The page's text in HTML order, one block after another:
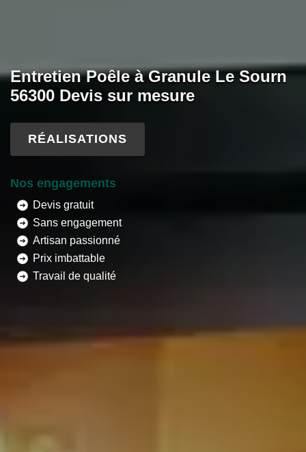
Entretien Poêle à Granule Le Sourn
56300 Devis sur mesure
RÉALISATIONS
Nos engagements
Devis gratuit
Sans engagement
Artisan passionné
Prix imbattable
Travail de qualité